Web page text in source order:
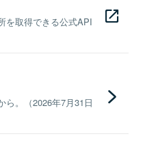
を取得できる公式API
ら。（2026年7月31日